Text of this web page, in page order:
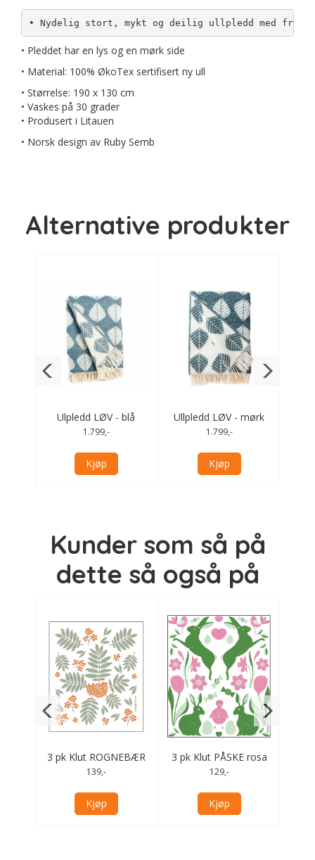
• Nydelig stort, mykt og deilig ullpledd med
• Pleddet har en lys og en mørk side
• Material: 100% ØkoTex sertifisert ny ull
• Størrelse: 190 x 130 cm
• Vaskes på 30 grader
• Produsert i Litauen
• Norsk design av Ruby Semb
Alternative produkter
Ulpledd LØV - blå
1.799,-
Kjøp
Ullpledd LØV - mørk
grønn
1.799,-
Kjøp
Kunder som så på
dette så også på
3 pk Klut ROGNEBÆR
139,-
Kjøp
3 pk Klut PÅSKE rosa
129,-
Kjøp